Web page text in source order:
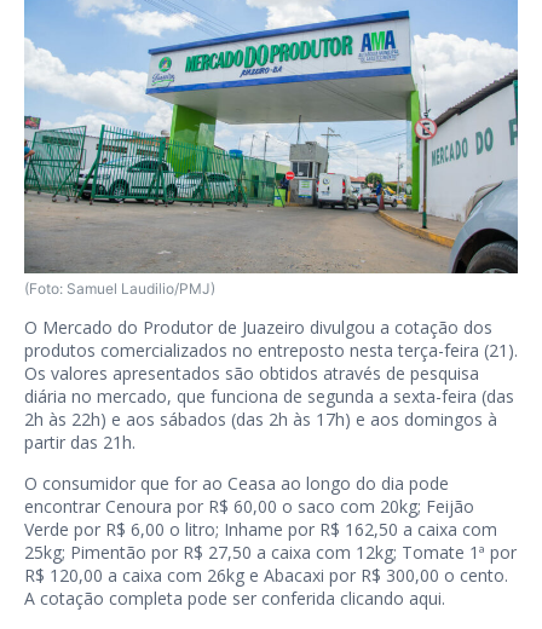
(Foto: Samuel Laudilio/PMJ)
O Mercado do Produtor de Juazeiro divulgou a cotação dos
produtos comercializados no entreposto nesta terça-feira (21).
Os valores apresentados são obtidos através de pesquisa
diária no mercado, que funciona de segunda a sexta-feira (das
2h às 22h) e aos sábados (das 2h às 17h) e aos domingos à
partir das 21h.
O consumidor que for ao Ceasa ao longo do dia pode
encontrar Cenoura por R$ 60,00 o saco com 20kg; Feijão
Verde por R$ 6,00 o litro; Inhame por R$ 162,50 a caixa com
25kg; Pimentão por R$ 27,50 a caixa com 12kg; Tomate 1ª por
R$ 120,00 a caixa com 26kg e Abacaxi por R$ 300,00 o cento.
A cotação completa pode ser conferida clicando aqui.